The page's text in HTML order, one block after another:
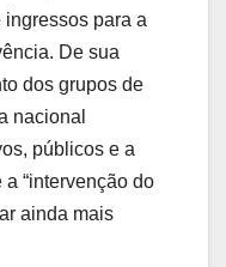
para a
De sua
dos grupos de
nacional
públicos e a
“intervenção do
ainda mais